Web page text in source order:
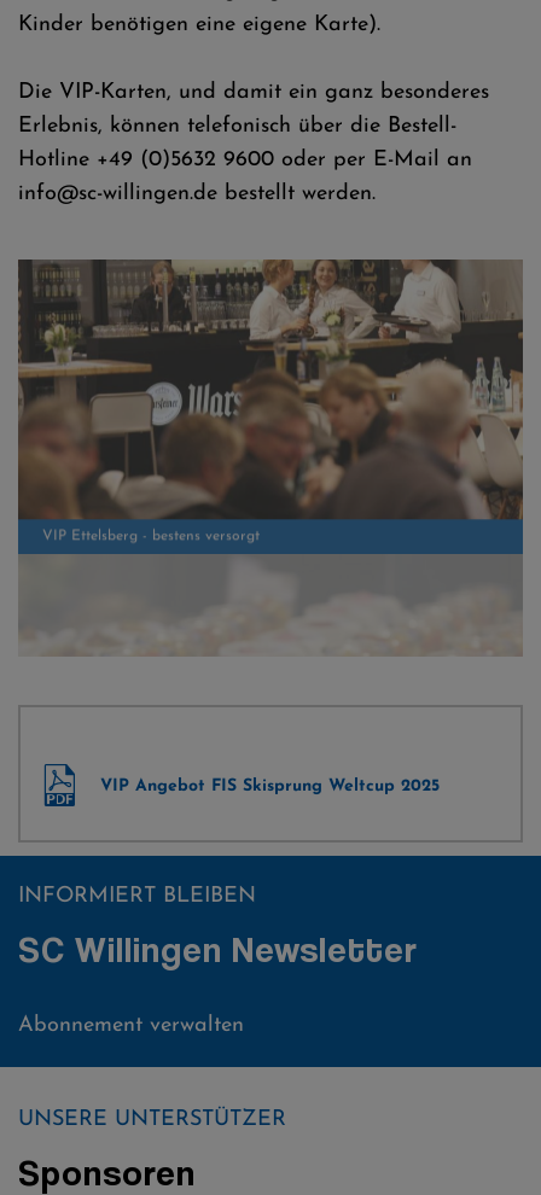
Kinder benötigen eine eigene Karte).
Die VIP-Karten, und damit ein ganz besonderes
Erlebnis, können telefonisch über die Bestell-
Hotline +49 (0)5632 9600 oder per E-Mail an
info@sc-willingen.de bestellt werden.
VIP Ettelsberg - bestens versorgt
VIP Ettelsberg - Genuss pur
VIP Angebot FIS Skisprung Weltcup 2025
INFORMIERT BLEIBEN
SC Willingen Newsletter
Abonnement verwalten
UNSERE UNTERSTÜTZER
Sponsoren